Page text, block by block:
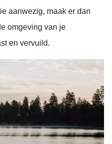
aanwezig, maak er dan
omgeving van je
en vervuild.